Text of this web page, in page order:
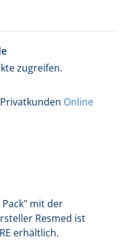
zugreifen.
Online
Pack" mit der
Resmed ist
erhältlich.